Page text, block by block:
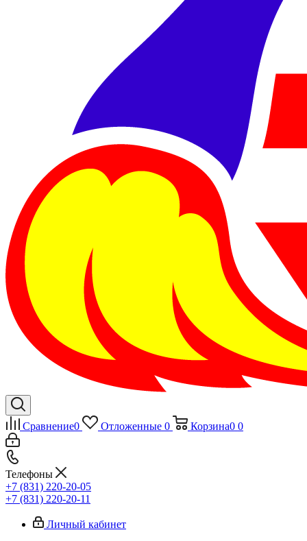
Сравнение0 Отложенные 0 Корзина0 0
Телефоны
+7 (831) 220-20-05
+7 (831) 220-20-11
Личный кабинет